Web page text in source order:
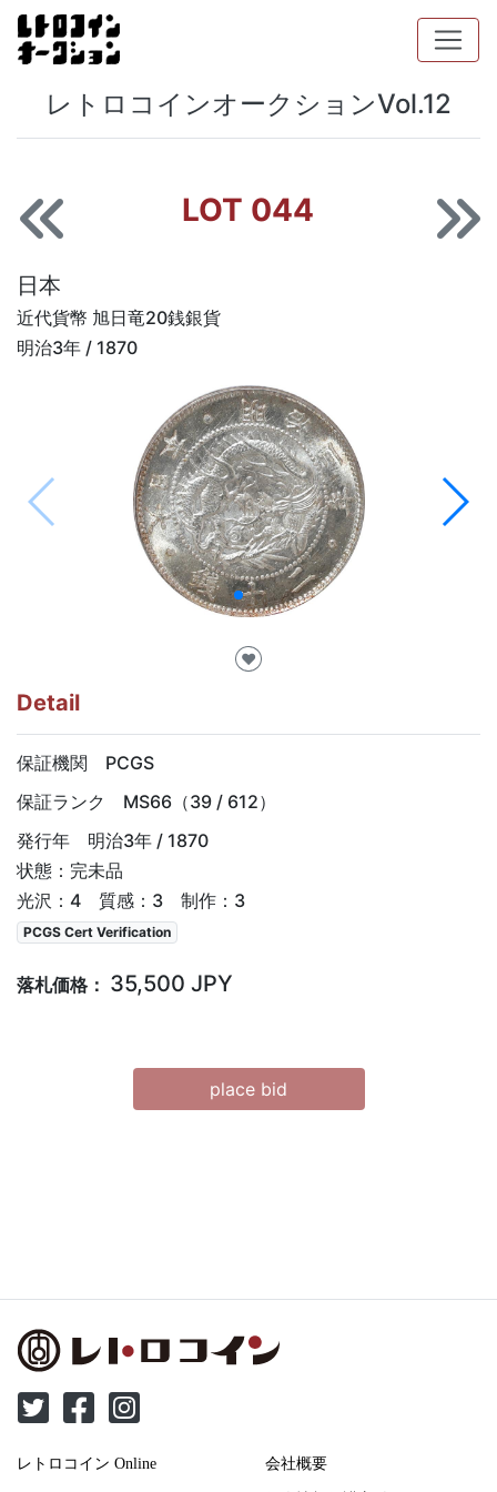
レトロコインオークションVol.12
LOT 044
日本
近代貨幣 旭日竜20銭銀貨
明治3年 / 1870
♥
Detail
保証機関 PCGS
保証ランク MS66（39 / 612）
発行年 明治3年 / 1870
状態：完未品
光沢：4 質感：3 制作：3
PCGS Cert Verification
落札価格： 35,500 JPY
place bid
レトロコイン Online
会社概要